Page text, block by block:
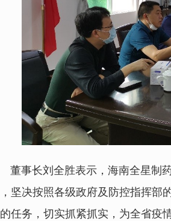
董事长刘全胜表示，海南全星制
坚决按照各级政府及防控指挥部
任务，切实抓紧抓实，为全省疫